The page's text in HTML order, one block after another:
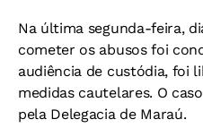
Na última segunda-feira,
cometer os abusos foi
audiência de custódia, foi
medidas cautelares. O
pela Delegacia de Maraú.